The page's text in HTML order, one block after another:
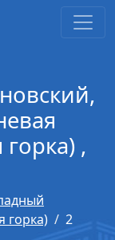
,
горка)
2